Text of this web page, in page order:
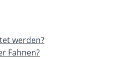
werden?
Fahnen?